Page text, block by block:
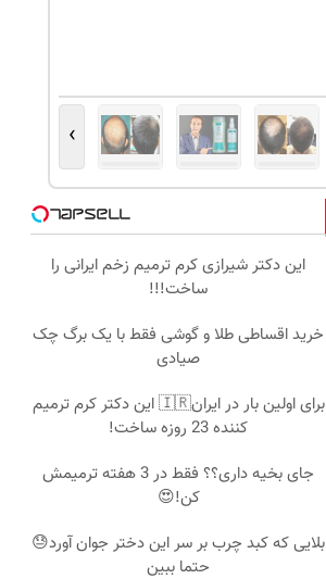
›
این دکتر شیرازی کرم ترمیم زخم ایرانی را
ساخت!!!
خرید اقساطی طلا و گوشی فقط با یک برگ چک
صیادی
برای اولین بار در ایران🇮🇷 این دکتر کرم ترمیم
کننده 23 روزه ساخت!
جای بخیه داری؟؟ فقط در 3 هفته ترمیمش
کن!😍
بلایی که کبد چرب بر سر این دختر جوان آورد😓
حتما ببین